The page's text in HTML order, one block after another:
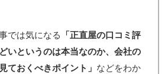
では気になる 「正直屋の口コミ評
いというのは本当なのか、会社の
ておくべきポイント」 などをわか